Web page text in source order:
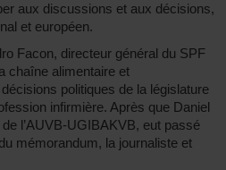
aux discussions et aux décisions,
et européen.
Facon, directeur général du SPF
chaîne alimentaire et
politiques de la législature
infirmière. Après que Daniel
l’AUVB-UGIBAKVB, eut passé
mémorandum, la journaliste et